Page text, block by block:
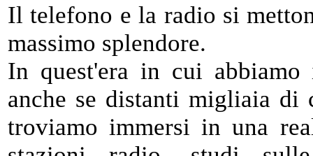
Il telefono e la radio si
massimo splendore.
In quest'era in cui
anche se distanti migliaia di
troviamo immersi in una